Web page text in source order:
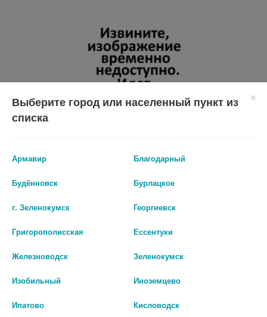
со специалистом.
Производитель оставляет за собой право изменять внешний вид и
166
Цены на сайте могут отличаться от цен в аптечных пунктах.
оформлении заказа.
Выберите город или населенный пункт из
списка
Армавир Благодарный
Будённовск Бурлацкое
г. Зеленокумск Георгиевск
Григорополисская Ессентуки
Железноводск Зеленокумск
Изобильный Иноземцево
Ипатово Кисловодск